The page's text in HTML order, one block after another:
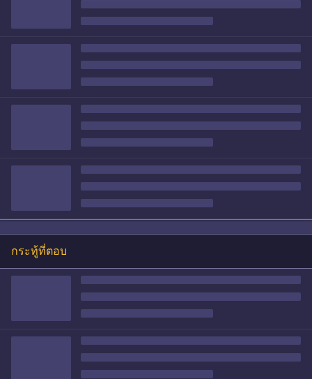
กระทู้ที่ตอบ